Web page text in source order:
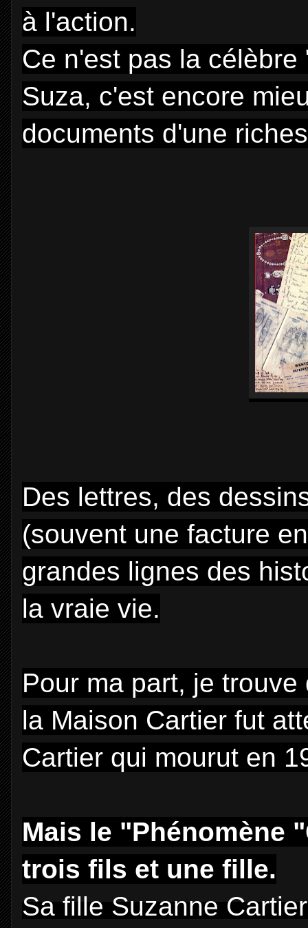
à l'action.
Ce n'est pas la
Suza, c'est encore
documents d'une
Des lettres, des
(souvent une facture
grandes lignes des
la vraie vie.
Pour ma part, je
la Maison Cartier fut
Cartier qui mourut en
Mais le "Phénomène
trois fils et une fille.
Sa fille Suzanne